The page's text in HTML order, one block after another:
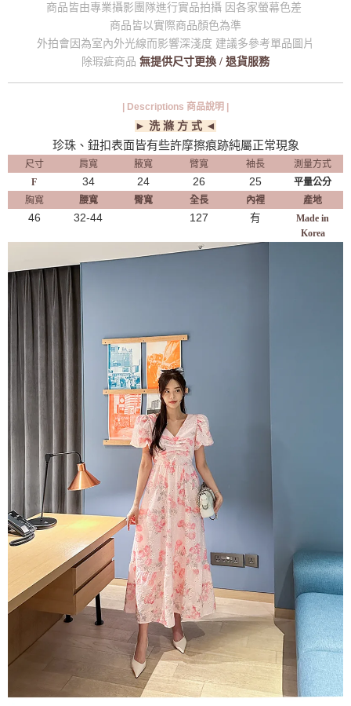
商品皆由專業攝影團隊進行實品拍攝 因各家螢幕色差
商品皆以實際商品顏色為準
外拍會因為室內外光線而影響深淺度 建議多參考單品圖片
除瑕疵商品 無提供尺寸更換 / 退貨服務
| Descriptions 商品說明 |
► 洗 滌 方 式 ◄
珍珠、鈕扣表面皆有些許摩擦痕跡純屬正常現象
尺寸 肩寬 腋寬 臂寬 袖長
測量方式
F
34 24 26 25
平量公分
胸寬
腰寬 臀寬 全長 內裡 產地
46 32-44 127 有
Made in
Korea